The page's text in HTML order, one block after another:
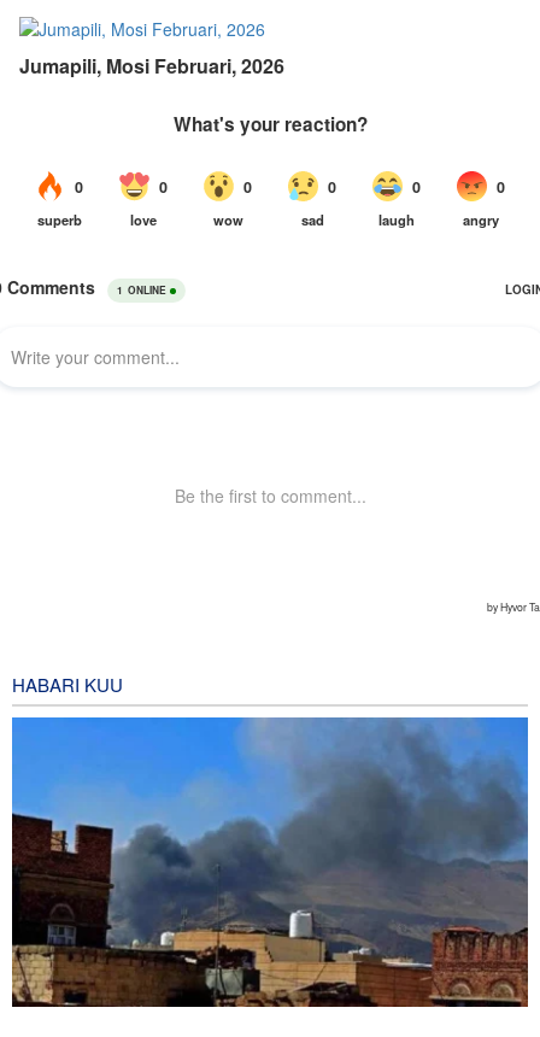
Jumapili, Mosi Februari, 2026
HABARI KUU